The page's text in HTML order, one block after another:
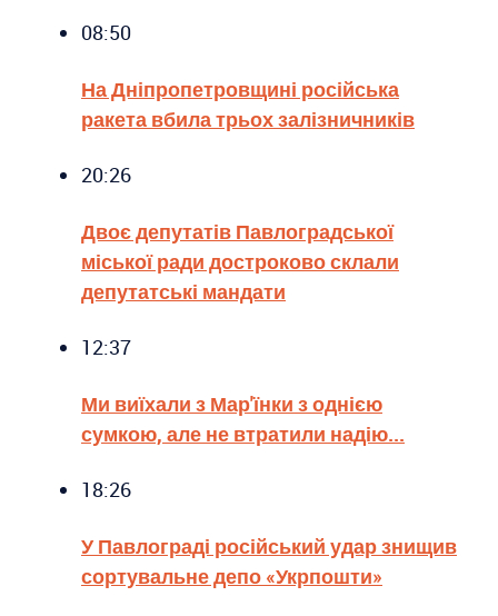
08:50
На Дніпропетровщині російська
ракета вбила трьох залізничників
20:26
Двоє депутатів Павлоградської
міської ради достроково склали
депутатські мандати
12:37
Ми виїхали з Мар'їнки з однією
сумкою, але не втратили надію...
18:26
У Павлограді російський удар знищив
сортувальне депо «Укрпошти»